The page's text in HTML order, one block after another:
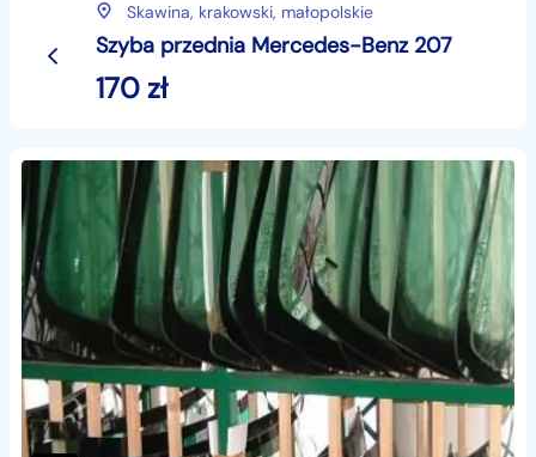
Skawina, krakowski, małopolskie
Szyba przednia Mercedes-Benz 207
170zł